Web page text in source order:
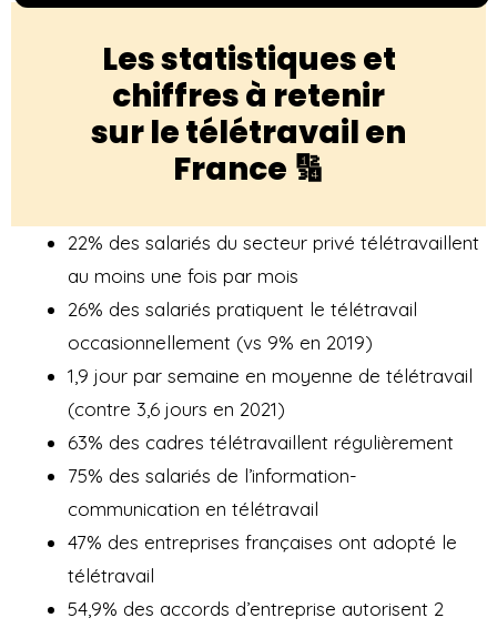
Les statistiques et
chiffres à retenir
sur le télétravail en
France 🔢
22% des salariés du secteur privé télétravaillent
au moins une fois par mois
26% des salariés pratiquent le télétravail
occasionnellement (vs 9% en 2019)
1,9 jour par semaine en moyenne de télétravail
(contre 3,6 jours en 2021)
63% des cadres télétravaillent régulièrement
75% des salariés de l’information-
communication en télétravail
47% des entreprises françaises ont adopté le
télétravail
54,9% des accords d’entreprise autorisent 2